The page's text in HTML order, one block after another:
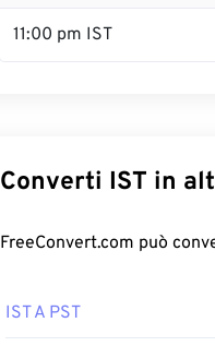
11:00 pm IST
Converti IST in
FreeConvert.com può
IST A PST